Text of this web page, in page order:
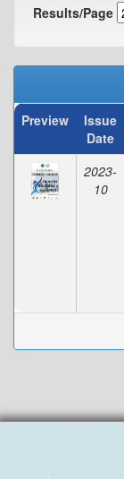
Results/Page
Preview
Issue
Date
2023-
10